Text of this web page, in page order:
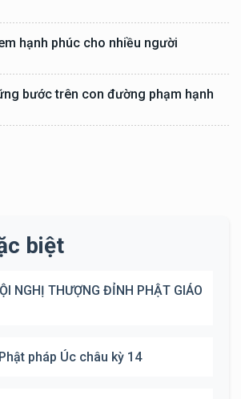
hạnh phúc cho nhiều người
bước trên con đường phạm hạnh
biệt
NGHỊ THƯỢNG ĐỈNH PHẬT GIÁO
pháp Úc châu kỳ 14